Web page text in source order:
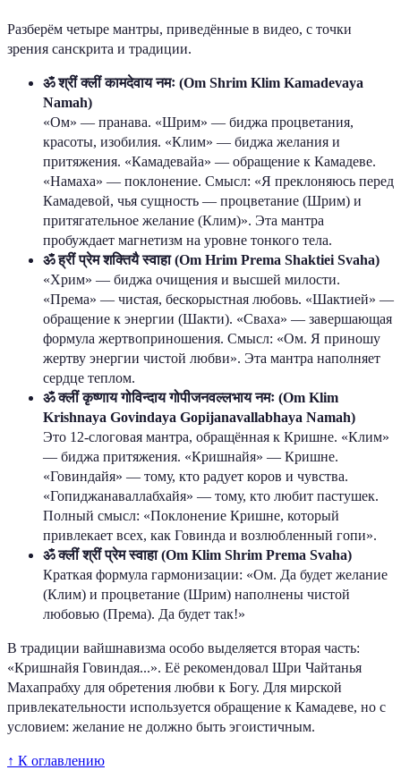
Разберём четыре мантры, приведённые в видео, с точки
зрения санскрита и традиции.
ॐ श्रीं क्लीं कामदेवाय नमः (Om Shrim Klim Kamadevaya
Namah)
«Ом» — пранава. «Шрим» — биджа процветания,
красоты, изобилия. «Клим» — биджа желания и
притяжения. «Камадевайа» — обращение к Камадеве.
«Намаха» — поклонение. Смысл: «Я преклоняюсь перед
Камадевой, чья сущность — процветание (Шрим) и
притягательное желание (Клим)». Эта мантра
пробуждает магнетизм на уровне тонкого тела.
ॐ ह्रीं प्रेम शक्तियै स्वाहा (Om Hrim Prema Shaktiei Svaha)
«Хрим» — биджа очищения и высшей милости.
«Према» — чистая, бескорыстная любовь. «Шактией» —
обращение к энергии (Шакти). «Сваха» — завершающая
формула жертвоприношения. Смысл: «Ом. Я приношу
жертву энергии чистой любви». Эта мантра наполняет
сердце теплом.
ॐ क्लीं कृष्णाय गोविन्दाय गोपीजनवल्लभाय नमः (Om Klim
Krishnaya Govindaya Gopijanavallabhaya Namah)
Это 12-слоговая мантра, обращённая к Кришне. «Клим»
— биджа притяжения. «Кришнайя» — Кришне.
«Говиндайя» — тому, кто радует коров и чувства.
«Гопиджанаваллабхайя» — тому, кто любит пастушек.
Полный смысл: «Поклонение Кришне, который
привлекает всех, как Говинда и возлюбленный гопи».
ॐ क्लीं श्रीं प्रेम स्वाहा (Om Klim Shrim Prema Svaha)
Краткая формула гармонизации: «Ом. Да будет желание
(Клим) и процветание (Шрим) наполнены чистой
любовью (Према). Да будет так!»
В традиции вайшнавизма особо выделяется вторая часть:
«Кришнайя Говиндая...». Её рекомендовал Шри Чайтанья
Махапрабху для обретения любви к Богу. Для мирской
привлекательности используется обращение к Камадеве, но с
условием: желание не должно быть эгоистичным.
↑ К оглавлению